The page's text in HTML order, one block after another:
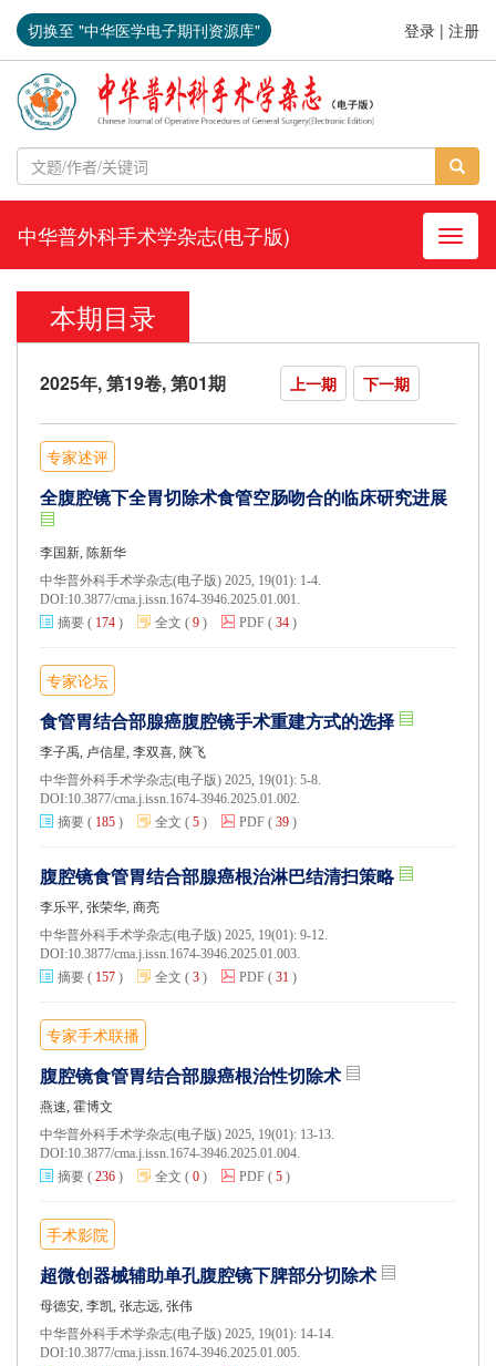
切换至 "中华医学电子期刊资源库" 登录 | 注册
导航
中华普外科手术学杂志(电子版)
本期目录
2025年, 第19卷, 第01期 上一期 下一期
专家述评
全腹腔镜下全胃切除术食管空肠吻合的临床研究进展
李国新, 陈新华
中华普外科手术学杂志(电子版) 2025, 19(01): 1-4.
DOI:10.3877/cma.j.issn.1674-3946.2025.01.001.
摘要 ( 174 ) 全文 ( 9 ) PDF ( 34 )
专家论坛
食管胃结合部腺癌腹腔镜手术重建方式的选择
李子禹, 卢信星, 李双喜, 陕飞
中华普外科手术学杂志(电子版) 2025, 19(01): 5-8.
DOI:10.3877/cma.j.issn.1674-3946.2025.01.002.
摘要 ( 185 ) 全文 ( 5 ) PDF ( 39 )
腹腔镜食管胃结合部腺癌根治淋巴结清扫策略
李乐平, 张荣华, 商亮
中华普外科手术学杂志(电子版) 2025, 19(01): 9-12.
DOI:10.3877/cma.j.issn.1674-3946.2025.01.003.
摘要 ( 157 ) 全文 ( 3 ) PDF ( 31 )
专家手术联播
腹腔镜食管胃结合部腺癌根治性切除术
燕速, 霍博文
中华普外科手术学杂志(电子版) 2025, 19(01): 13-13.
DOI:10.3877/cma.j.issn.1674-3946.2025.01.004.
摘要 ( 236 ) 全文 ( 0 ) PDF ( 5 )
手术影院
超微创器械辅助单孔腹腔镜下脾部分切除术
母德安, 李凯, 张志远, 张伟
中华普外科手术学杂志(电子版) 2025, 19(01): 14-14.
DOI:10.3877/cma.j.issn.1674-3946.2025.01.005.